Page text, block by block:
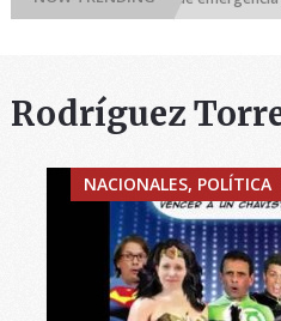
Rodríguez
NACIONALES, POLÍTICA